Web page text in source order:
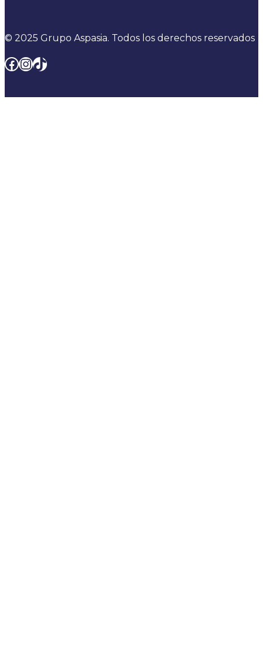
© 2025 Grupo Aspasia. Todos los derechos reservados